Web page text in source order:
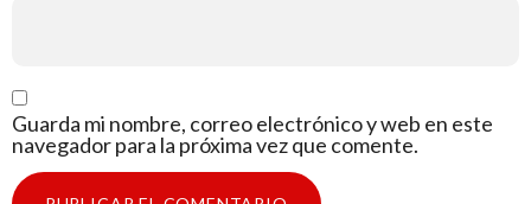
Guarda mi nombre, correo electrónico y web en este
navegador para la próxima vez que comente.